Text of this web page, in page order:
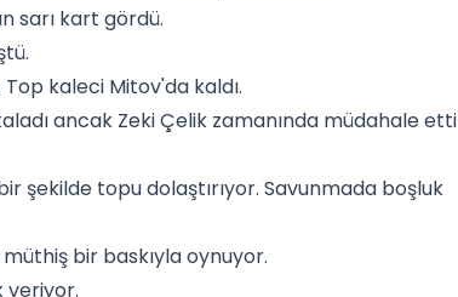
sarı kart gördü.
Top kaleci Mitov'da kaldı.
ancak Zeki Çelik zamanında müdahale etti
şekilde topu dolaştırıyor. Savunmada boşluk
bir baskıyla oynuyor.
veriyor.